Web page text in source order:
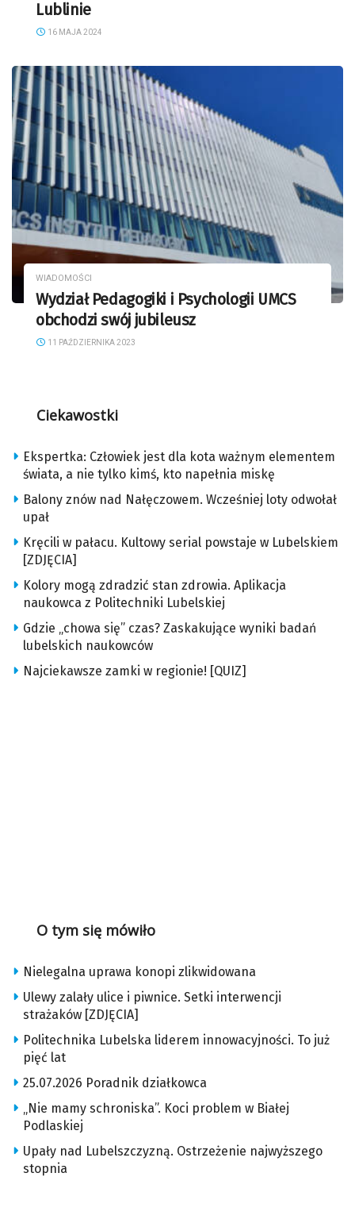
Lublinie
16 MAJA 2024
WIADOMOŚCI
Wydział Pedagogiki i Psychologii UMCS
obchodzi swój jubileusz
11 PAŹDZIERNIKA 2023
Ciekawostki
Ekspertka: Człowiek jest dla kota ważnym elementem
świata, a nie tylko kimś, kto napełnia miskę
Balony znów nad Nałęczowem. Wcześniej loty odwołał
upał
Kręcili w pałacu. Kultowy serial powstaje w Lubelskiem
[ZDJĘCIA]
Kolory mogą zdradzić stan zdrowia. Aplikacja
naukowca z Politechniki Lubelskiej
Gdzie „chowa się” czas? Zaskakujące wyniki badań
lubelskich naukowców
Najciekawsze zamki w regionie! [QUIZ]
O tym się mówiło
Nielegalna uprawa konopi zlikwidowana
Ulewy zalały ulice i piwnice. Setki interwencji
strażaków [ZDJĘCIA]
Politechnika Lubelska liderem innowacyjności. To już
pięć lat
25.07.2026 Poradnik działkowca
„Nie mamy schroniska”. Koci problem w Białej
Podlaskiej
Upały nad Lubelszczyzną. Ostrzeżenie najwyższego
stopnia